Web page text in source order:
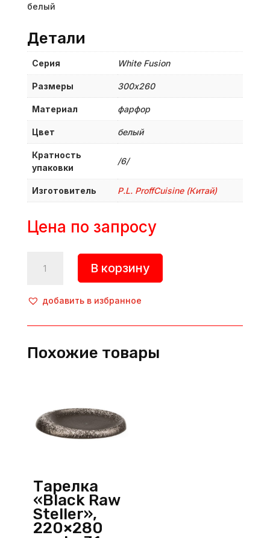
белый
Детали
Серия White Fusion
Размеры 300х260
Материал фарфор
Цвет белый
Кратность
упаковки
/6/
Изготовитель P.L. ProffСuisine (Китай)
Цена по запросу
товара
«White
300х260
фарфор,
В корзину
добавить в избранное
Похожие товары
Тарелка
«Black Raw
Steller»,
220×280